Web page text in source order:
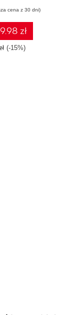
cena z 30 dni)
zł
(-15%)